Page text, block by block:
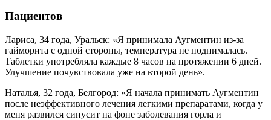
Пациентов
Лариса, 34 года, Уральск: «Я принимала Аугментин из-за
гайморита с одной стороны, температура не поднималась.
Таблетки употребляла каждые 8 часов на протяжении 6 дней.
Улучшение почувствовала уже на второй день».
Наталья, 32 года, Белгород: «Я начала принимать Аугментин
после неэффективного лечения легкими препаратами, когда у
меня развился синусит на фоне заболевания горла и